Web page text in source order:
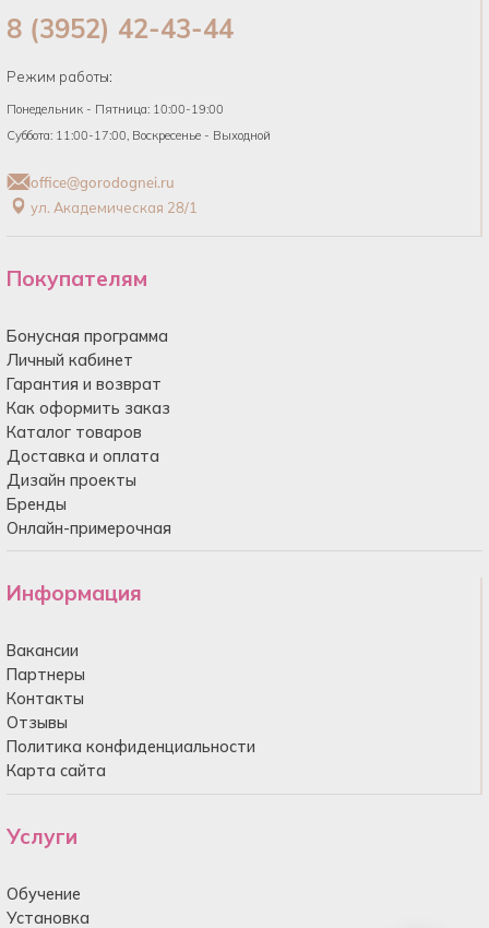
8 (3952) 42-43-44
Режим работы:
Понедельник - Пятница: 10:00-19:00
Суббота: 11:00-17:00, Воскресенье - Выходной
office@gorodognei.ru
ул. Академическая 28/1
Покупателям
Бонусная программа
Личный кабинет
Гарантия и возврат
Как оформить заказ
Каталог товаров
Доставка и оплата
Дизайн проекты
Бренды
Онлайн-примерочная
Информация
Вакансии
Партнеры
Контакты
Отзывы
Политика конфиденциальности
Карта сайта
Услуги
Обучение
Установка